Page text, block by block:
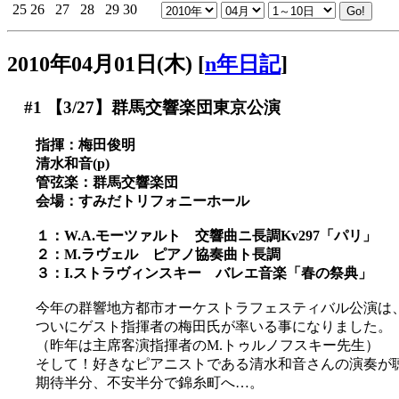
25 26 27 28 29 30
2010年04月01日(木) [n年日記]
#1 【3/27】群馬交響楽団東京公演
指揮：梅田俊明
清水和音(p)
管弦楽：群馬交響楽団
会場：すみだトリフォニーホール
１：W.A.モーツァルト 交響曲ニ長調Kv297「パリ」
２：M.ラヴェル ピアノ協奏曲ト長調
３：I.ストラヴィンスキー バレエ音楽「春の祭典」
今年の群響地方都市オーケストラフェスティバル公演は、
ついにゲスト指揮者の梅田氏が率いる事になりました。
（昨年は主席客演指揮者のM.トゥルノフスキー先生）
そして！好きなピアニストである清水和音さんの演奏が
期待半分、不安半分で錦糸町へ…。